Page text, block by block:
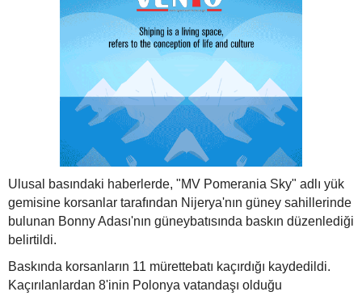
Ulusal basındaki haberlerde, "MV Pomerania Sky" adlı yük
gemisine korsanlar tarafından Nijerya'nın güney sahillerinde
bulunan Bonny Adası'nın güneybatısında baskın düzenlediği
belirtildi.
Baskında korsanların 11 mürettebatı kaçırdığı kaydedildi.
Kaçırılanlardan 8'inin Polonya vatandaşı olduğu